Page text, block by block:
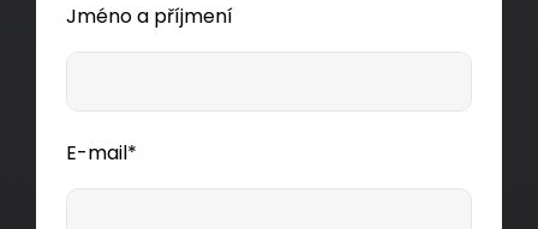
Jméno a příjmení
E-mail*